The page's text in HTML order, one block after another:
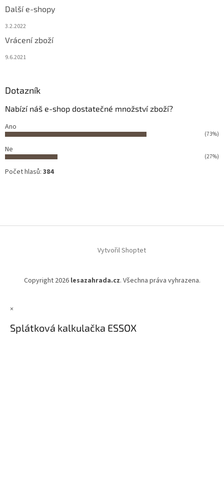
Další e-shopy
3.2.2022
Vrácení zboží
9.6.2021
Dotazník
Nabízí náš e-shop dostatečné množství zboží?
Ano
(73%)
Ne
(27%)
Počet hlasů: 384
Vytvořil Shoptet
Copyright 2026 lesazahrada.cz. Všechna práva vyhrazena.
×
Splátková kalkulačka ESSOX